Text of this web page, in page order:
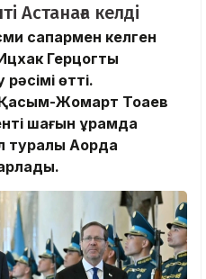
Астанаға келді
сапармен келген
Герцогты
өтті.
Жомарт Тоқаев
шағын құрамда
туралы Ақорда